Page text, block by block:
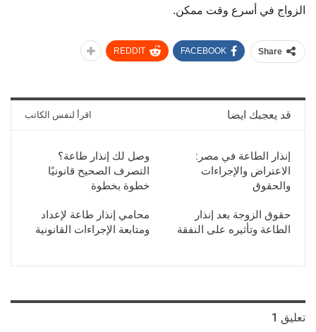
الزواج في أسرع وقت ممكن.
Share
FACEBOOK
REDDIT
قد يعجبك ايضا اقرأ لنفس الكاتب
إنذار الطاعة في مصر:
الاعتراض والإجراءات
والحقوق
وصل لك إنذار طاعة؟
التصرف الصحيح قانونيًا
خطوة بخطوة
حقوق الزوجة بعد إنذار
الطاعة وتأثيره على النفقة
محامي إنذار طاعة لإعداد
ومتابعة الإجراءات القانونية
تعليق 1